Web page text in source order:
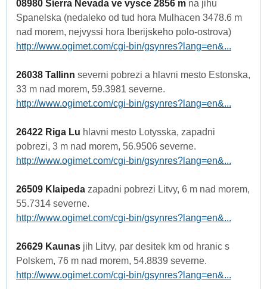
08980 Sierra Nevada ve vysce 2856 m na jihu
Spanelska (nedaleko od tud hora Mulhacen 3478.6 m
nad morem, nejvyssi hora Iberijskeho polo-ostrova)
http://www.ogimet.com/cgi-bin/gsynres?lang=en&...
26038 Tallinn severni pobrezi a hlavni mesto Estonska,
33 m nad morem, 59.3981 severne.
http://www.ogimet.com/cgi-bin/gsynres?lang=en&...
26422 Riga Lu hlavni mesto Lotysska, zapadni
pobrezi, 3 m nad morem, 56.9506 severne.
http://www.ogimet.com/cgi-bin/gsynres?lang=en&...
26509 Klaipeda zapadni pobrezi Litvy, 6 m nad morem,
55.7314 severne.
http://www.ogimet.com/cgi-bin/gsynres?lang=en&...
26629 Kaunas jih Litvy, par desitek km od hranic s
Polskem, 76 m nad morem, 54.8839 severne.
http://www.ogimet.com/cgi-bin/gsynres?lang=en&...